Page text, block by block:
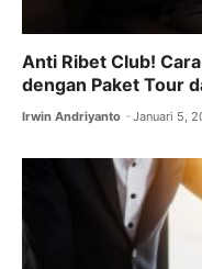
Anti Ribet Club!
dengan Paket Tour
Irwin Andriyanto Januari 5,